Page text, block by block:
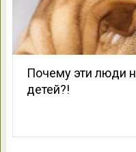
Почему эти люди
детей?!